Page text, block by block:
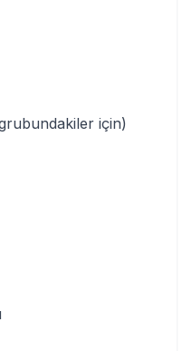
için)